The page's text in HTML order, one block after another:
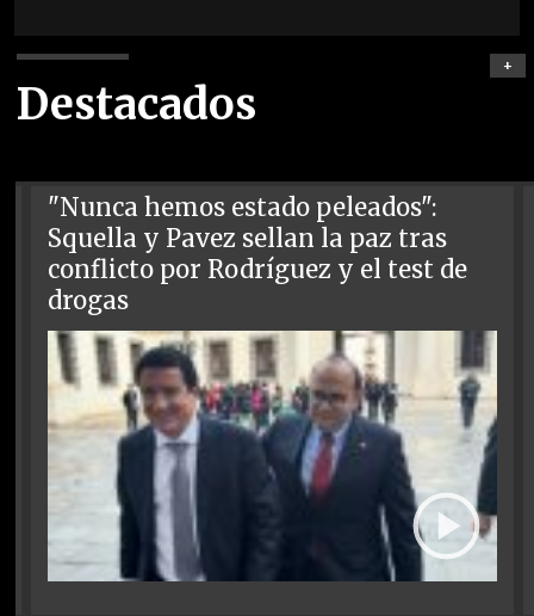
Destacados
+
"Nunca hemos estado peleados":
Squella y Pavez sellan la paz tras
conflicto por Rodríguez y el test de
drogas